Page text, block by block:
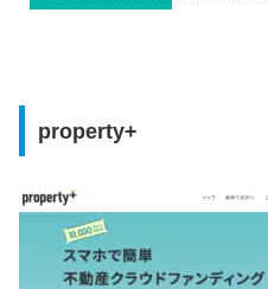
property+